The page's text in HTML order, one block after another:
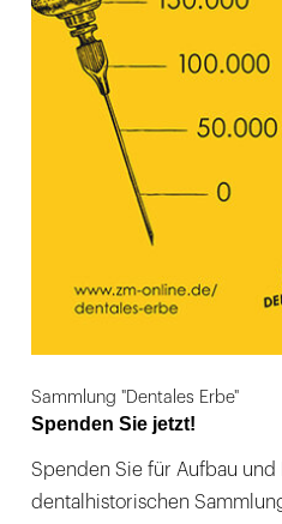
Sammlung "Dentales Erbe"
Spenden Sie jetzt!
Spenden Sie für Aufbau
dentalhistorischen